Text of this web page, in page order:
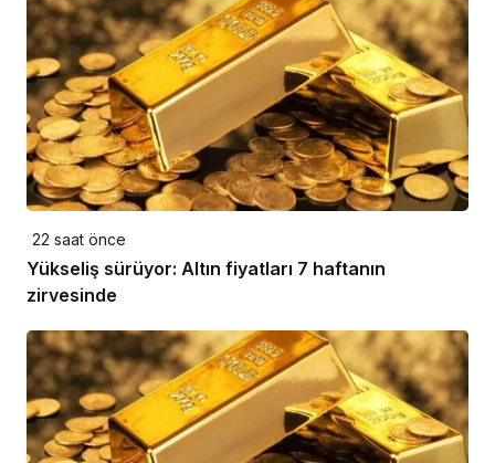
22 saat önce
Yükseliş sürüyor: Altın fiyatları 7 haftanın
zirvesinde